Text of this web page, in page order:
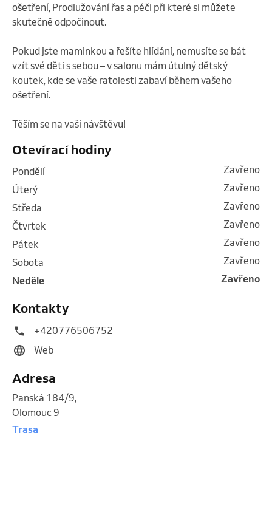
ošetření, Prodlužování řas a péči při které si můžete
skutečně odpočinout.
Pokud jste maminkou a řešíte hlídání, nemusíte se bát
vzít své děti s sebou – v salonu mám útulný dětský
koutek, kde se vaše ratolesti zabaví během vašeho
ošetření.
Těším se na vaši návštěvu!
Otevírací hodiny
pondělí
Zavřeno
úterý
Zavřeno
středa
Zavřeno
čtvrtek
Zavřeno
pátek
Zavřeno
sobota
Zavřeno
neděle
Zavřeno
Kontakty
+420776506752
Web
Adresa
Panská 184/9,
Olomouc 9
Trasa